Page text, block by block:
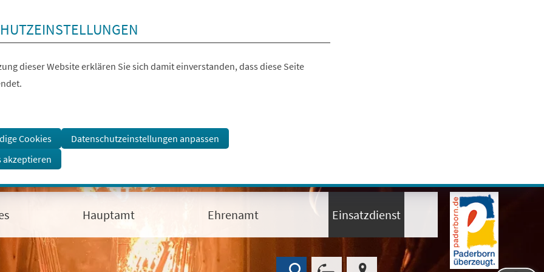
dieser Website erklären Sie sich damit einverstanden, dass diese Seite
Cookies
Datenschutzeinstellungen anpassen
akzeptieren
Hauptamt Ehrenamt Einsatzdienst